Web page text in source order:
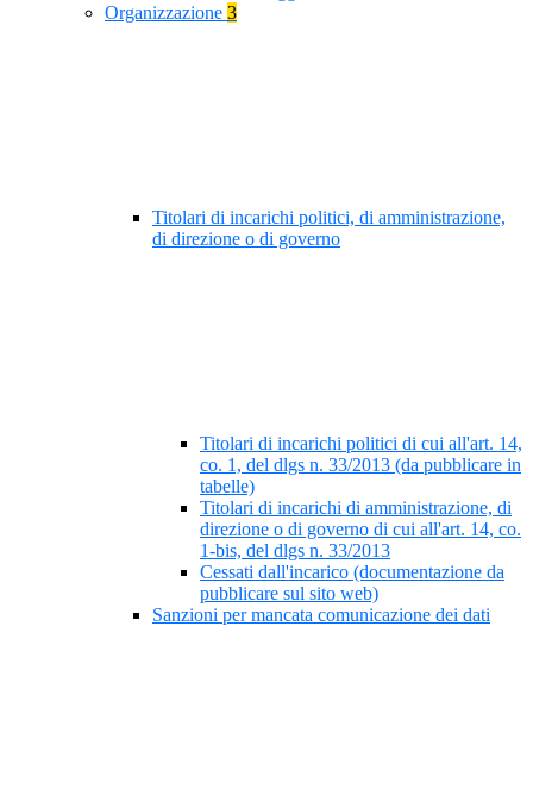
Organizzazione 3
Titolari di incarichi politici, di amministrazione,
di direzione o di governo
Titolari di incarichi politici di cui all'art. 14,
co. 1, del dlgs n. 33/2013 (da pubblicare in
tabelle)
Titolari di incarichi di amministrazione, di
direzione o di governo di cui all'art. 14, co.
1-bis, del dlgs n. 33/2013
Cessati dall'incarico (documentazione da
pubblicare sul sito web)
Sanzioni per mancata comunicazione dei dati